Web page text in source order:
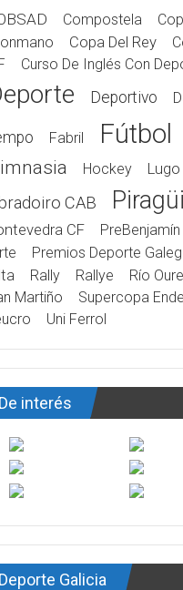
Compostela
Copa Del Rey
Curso De Inglés Con
Deportivo
Fabril Fútbol
Hockey Lugo
CAB
CF PreBenjamín
Premios Deporte
Rally Rallye
Río
Martiño
Supercopa
Uni Ferrol
De interés
Deporte Galicia